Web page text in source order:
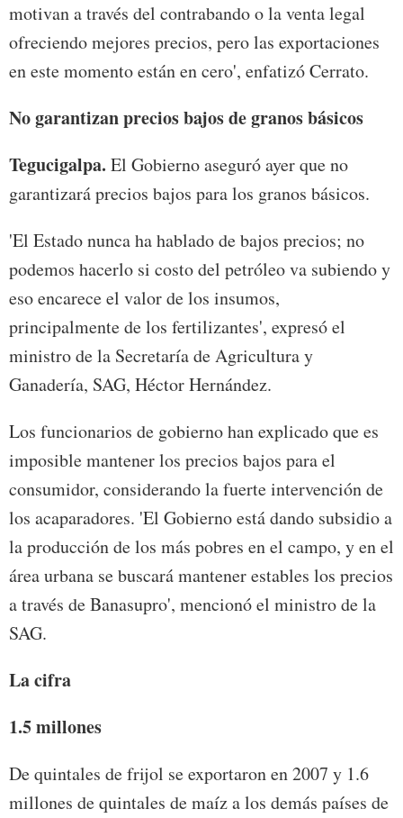
motivan a través del contrabando o la venta legal
ofreciendo mejores precios, pero las exportaciones
en este momento están en cero', enfatizó Cerrato.
No garantizan precios bajos de granos básicos
Tegucigalpa. El Gobierno aseguró ayer que no
garantizará precios bajos para los granos básicos.
'El Estado nunca ha hablado de bajos precios; no
podemos hacerlo si costo del petróleo va subiendo y
eso encarece el valor de los insumos,
principalmente de los fertilizantes', expresó el
ministro de la Secretaría de Agricultura y
Ganadería, SAG, Héctor Hernández.
Los funcionarios de gobierno han explicado que es
imposible mantener los precios bajos para el
consumidor, considerando la fuerte intervención de
los acaparadores. 'El Gobierno está dando subsidio a
la producción de los más pobres en el campo, y en el
área urbana se buscará mantener estables los precios
a través de Banasupro', mencionó el ministro de la
SAG.
La cifra
1.5 millones
De quintales de frijol se exportaron en 2007 y 1.6
millones de quintales de maíz a los demás países de